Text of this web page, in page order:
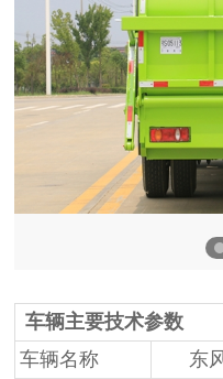
车辆主要技术参数
车辆名称
东风